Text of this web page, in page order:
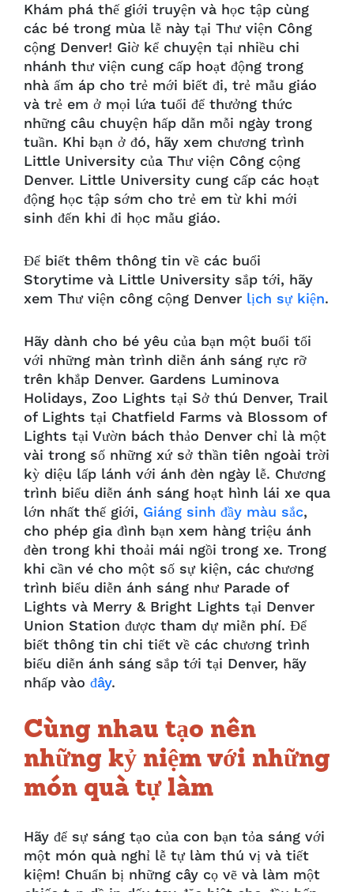
Khám phá thế giới truyện và học tập cùng
các bé trong mùa lễ này tại Thư viện Công
cộng Denver! Giờ kể chuyện tại nhiều chi
nhánh thư viện cung cấp hoạt động trong
nhà ấm áp cho trẻ mới biết đi, trẻ mẫu giáo
và trẻ em ở mọi lứa tuổi để thưởng thức
những câu chuyện hấp dẫn mỗi ngày trong
tuần. Khi bạn ở đó, hãy xem chương trình
Little University của Thư viện Công cộng
Denver. Little University cung cấp các hoạt
động học tập sớm cho trẻ em từ khi mới
sinh đến khi đi học mẫu giáo.
Để biết thêm thông tin về các buổi
Storytime và Little University sắp tới, hãy
xem Thư viện công cộng Denver lịch sự kiện.
Hãy dành cho bé yêu của bạn một buổi tối
với những màn trình diễn ánh sáng rực rỡ
trên khắp Denver. Gardens Luminova
Holidays, Zoo Lights tại Sở thú Denver, Trail
of Lights tại Chatfield Farms và Blossom of
Lights tại Vườn bách thảo Denver chỉ là một
vài trong số những xứ sở thần tiên ngoài trời
kỳ diệu lấp lánh với ánh đèn ngày lễ. Chương
trình biểu diễn ánh sáng hoạt hình lái xe qua
lớn nhất thế giới, Giáng sinh đầy màu sắc,
cho phép gia đình bạn xem hàng triệu ánh
đèn trong khi thoải mái ngồi trong xe. Trong
khi cần vé cho một số sự kiện, các chương
trình biểu diễn ánh sáng như Parade of
Lights và Merry & Bright Lights tại Denver
Union Station được tham dự miễn phí. Để
biết thông tin chi tiết về các chương trình
biểu diễn ánh sáng sắp tới tại Denver, hãy
nhấp vào đây.
Cùng nhau tạo nên
những kỷ niệm với những
món quà tự làm
Hãy để sự sáng tạo của con bạn tỏa sáng với
một món quà nghỉ lễ tự làm thú vị và tiết
kiệm! Chuẩn bị những cây cọ vẽ và làm một